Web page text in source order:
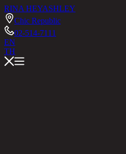
RINA HEYASHLEY
Chic Republic
02-514-7111
EN
TH